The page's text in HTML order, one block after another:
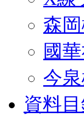
森
國
今
資料